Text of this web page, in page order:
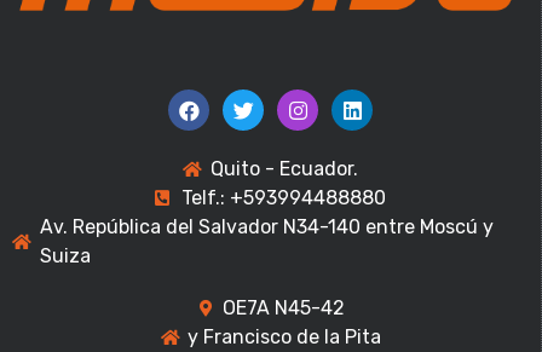
Quito - Ecuador.
Telf.: +593994488880
Av. República del Salvador N34-140 entre Moscú y
Suiza
OE7A N45-42
y Francisco de la Pita